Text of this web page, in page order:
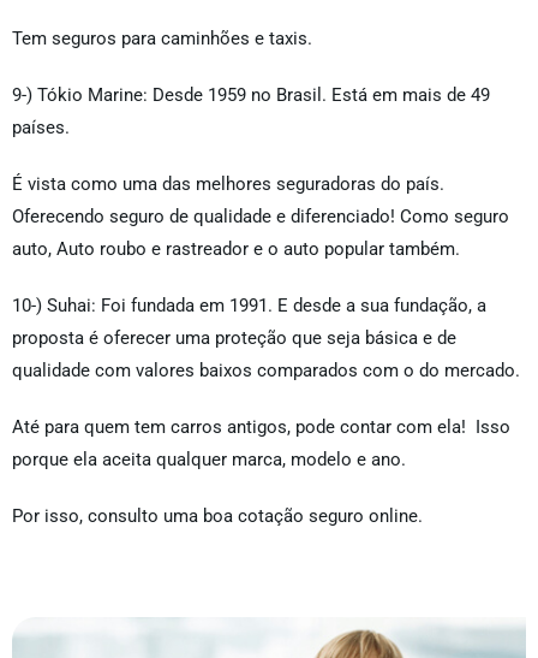
Tem seguros para caminhões e taxis.
9-) Tókio Marine: Desde 1959 no Brasil. Está em mais de 49
países.
É vista como uma das melhores seguradoras do país.
Oferecendo seguro de qualidade e diferenciado! Como seguro
auto, Auto roubo e rastreador e o auto popular também.
10-) Suhai: Foi fundada em 1991. E desde a sua fundação, a
proposta é oferecer uma proteção que seja básica e de
qualidade com valores baixos comparados com o do mercado.
Até para quem tem carros antigos, pode contar com ela! Isso
porque ela aceita qualquer marca, modelo e ano.
Por isso, consulto uma boa cotação seguro online.